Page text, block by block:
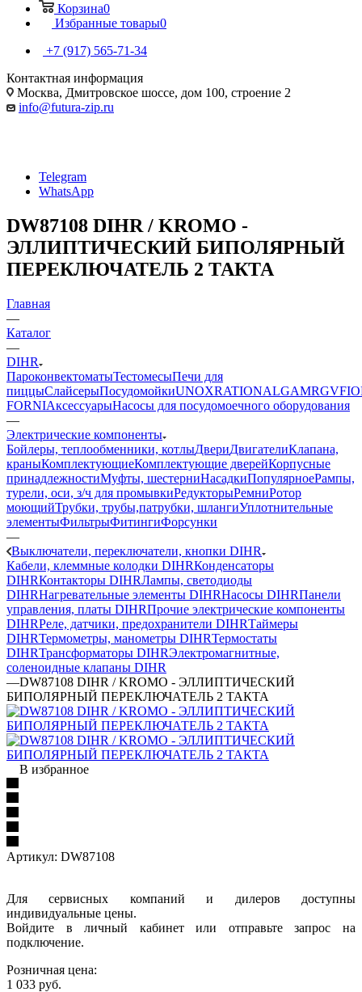
Корзина0
Избранные товары0
+7 (917) 565-71-34
Контактная информация
Москва, Дмитровское шоссе, дом 100, строение 2
info@futura-zip.ru
Telegram
WhatsApp
DW87108 DIHR / KROMO -
ЭЛЛИПТИЧЕСКИЙ БИПОЛЯРНЫЙ
ПЕРЕКЛЮЧАТЕЛЬ 2 ТАКТА
Главная
—
Каталог
—
DIHR
ПароконвектоматыТестомесыПечи для
пиццыСлайсерыПосудомойкиUNOXRATIONALGAMRGV
FORNIАксессуарыНасосы для посудомоечного оборудования
—
Электрические компоненты
Бойлеры, теплообменники, котлыДвериДвигателиКлапана,
краныКомплектующиеКомплектующие дверейКорпусные
принадлежностиМуфты, шестерниНасадкиПопулярноеРампы,
турели, оси, з/ч для промывкиРедукторыРемниРотор
моющийТрубки, трубы,патрубки, шлангиУплотнительные
элементыФильтрыФитингиФорсунки
—
Выключатели, переключатели, кнопки DIHR
Кабели, клеммные колодки DIHRКонденсаторы
DIHRКонтакторы DIHRЛампы, светодиоды
DIHRНагревательные элементы DIHRНасосы DIHRПанели
управления, платы DIHRПрочие электрические компоненты
DIHRРеле, датчики, предохранители DIHRТаймеры
DIHRТермометры, манометры DIHRТермостаты
DIHRТрансформаторы DIHRЭлектромагнитные,
соленоидные клапаны DIHR
—DW87108 DIHR / KROMO - ЭЛЛИПТИЧЕСКИЙ
БИПОЛЯРНЫЙ ПЕРЕКЛЮЧАТЕЛЬ 2 ТАКТА
В избранное
Артикул: DW87108
Для сервисных компаний и дилеров доступны
индивидуальные цены.
Войдите в личный кабинет или отправьте запрос на
подключение.
Розничная цена:
1 033 руб.